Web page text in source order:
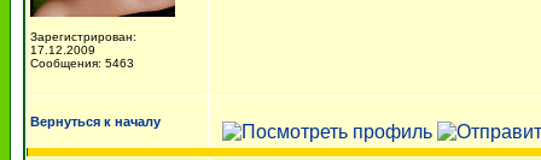
Зарегистрирован:
17.12.2009
Сообщения: 5463
Вернуться к началу